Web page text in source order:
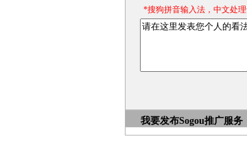
*搜狗拼音输入法，中文处
我要发布Sogou推广服务